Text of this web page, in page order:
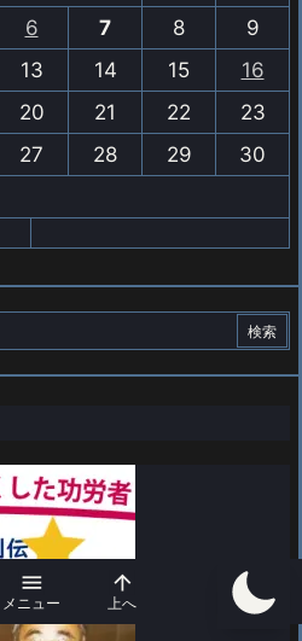
6 7 8
9
13 14 15
16
20 21 22
23
27 28 29
30

メニュー

上へ